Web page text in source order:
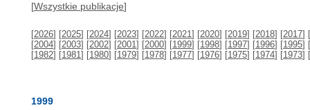
[Wszystkie publikacje]
[2026] [2025] [2024] [2023] [2022] [2021] [2020] [2019] [2018] [2017] [
[2004] [2003] [2002] [2001] [2000] [1999] [1998] [1997] [1996] [1995] [
[1982] [1981] [1980] [1979] [1978] [1977] [1976] [1975] [1974] [1973] [
1999